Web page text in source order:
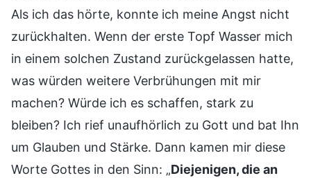
Als ich das hörte, konnte ich meine Angst nicht
zurückhalten. Wenn der erste Topf Wasser mich
in einem solchen Zustand zurückgelassen hatte,
was würden weitere Verbrühungen mit mir
machen? Würde ich es schaffen, stark zu
bleiben? Ich rief unaufhörlich zu Gott und bat Ihn
um Glauben und Stärke. Dann kamen mir diese
Worte Gottes in den Sinn: „Diejenigen, die an